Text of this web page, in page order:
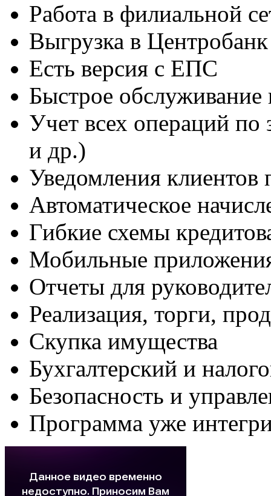
Работа в филиальной
Выгрузка в
Есть версия с ЕПС
Быстрое обслуживание
Учет всех операций по
и др.)
Уведомления
Автоматическое
Гибкие схемы
Мобильные
Отчеты для
Реализация, торги,
Скупка имущества
Бухгалтерский и
Безопасность и
Программа уже